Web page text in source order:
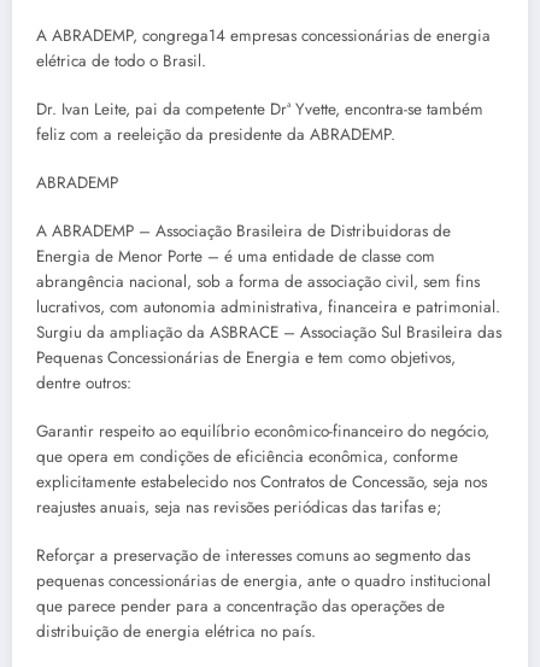
A ABRADEMP, congrega14 empresas concessionárias de energia
elétrica de todo o Brasil.
Dr. Ivan Leite, pai da competente Drª Yvette, encontra-se também
feliz com a reeleição da presidente da ABRADEMP.
ABRADEMP
A ABRADEMP – Associação Brasileira de Distribuidoras de
Energia de Menor Porte – é uma entidade de classe com
abrangência nacional, sob a forma de associação civil, sem fins
lucrativos, com autonomia administrativa, financeira e patrimonial.
Surgiu da ampliação da ASBRACE – Associação Sul Brasileira das
Pequenas Concessionárias de Energia e tem como objetivos,
dentre outros:
Garantir respeito ao equilíbrio econômico-financeiro do negócio,
que opera em condições de eficiência econômica, conforme
explicitamente estabelecido nos Contratos de Concessão, seja nos
reajustes anuais, seja nas revisões periódicas das tarifas e;
Reforçar a preservação de interesses comuns ao segmento das
pequenas concessionárias de energia, ante o quadro institucional
que parece pender para a concentração das operações de
distribuição de energia elétrica no país.